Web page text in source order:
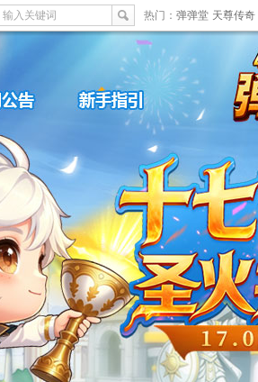
输入关键词 热门： 弹弹堂 天尊传奇